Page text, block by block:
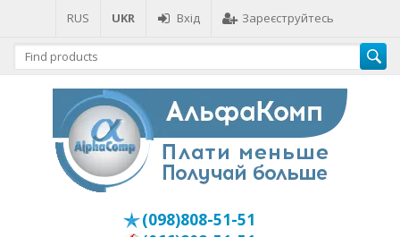
RUS UKR Вхід Зареєструйтесь
(098)808-51-51